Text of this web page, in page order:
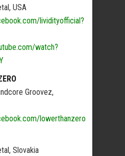
USA
lividityofficial?
watch?
Groovez,
lowerthanzero
Slovakia